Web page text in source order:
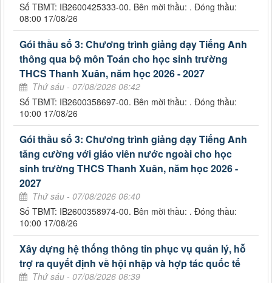
Số TBMT: IB2600425333-00. Bên mời thầu: . Đóng thầu:
08:00 17/08/26
Gói thầu số 3: Chương trình giảng dạy Tiếng Anh
thông qua bộ môn Toán cho học sinh trường
THCS Thanh Xuân, năm học 2026 - 2027
Thứ sáu - 07/08/2026 06:42
Số TBMT: IB2600358697-00. Bên mời thầu: . Đóng thầu:
10:00 17/08/26
Gói thầu số 3: Chương trình giảng dạy Tiếng Anh
tăng cường với giáo viên nước ngoài cho học
sinh trường THCS Thanh Xuân, năm học 2026 -
2027
Thứ sáu - 07/08/2026 06:40
Số TBMT: IB2600358974-00. Bên mời thầu: . Đóng thầu:
10:00 17/08/26
Xây dựng hệ thống thông tin phục vụ quản lý, hỗ
trợ ra quyết định về hội nhập và hợp tác quốc tế
Thứ sáu - 07/08/2026 06:39